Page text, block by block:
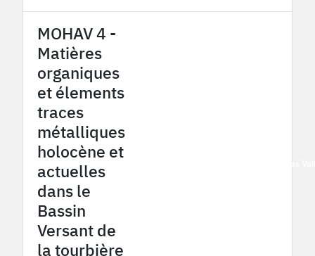
MOHAV 4 -
Matières
organiques
et élements
traces
métalliques
holocène et
actuelles
dans le
Bassin
Versant de
la tourbière
Pyrénées - Haut Vicdessos/Hautes